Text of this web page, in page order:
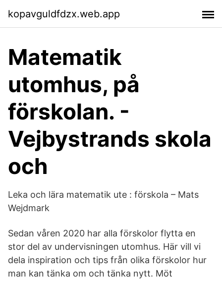
kopavguldfdzx.web.app
Matematik
utomhus, på
förskolan. -
Vejbystrands skola
och
Leka och lära matematik ute : förskola – Mats
Wejdmark
Sedan våren 2020 har alla förskolor flytta en
stor del av undervisningen utomhus. Här vill vi
dela inspiration och tips från olika förskolor hur
man kan tänka om och tänka nytt. Möt